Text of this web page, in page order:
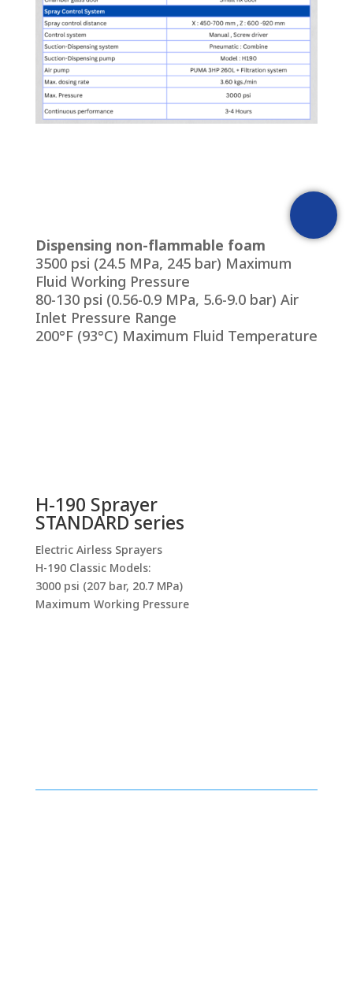
Dispensing non-flammable foam
3500 psi (24.5 MPa, 245 bar) Maximum
Fluid Working Pressure
80-130 psi (0.56-0.9 MPa, 5.6-9.0 bar) Air
Inlet Pressure Range
200°F (93°C) Maximum Fluid Temperature
H-190 Sprayer
STANDARD series
Electric Airless Sprayers
H-190 Classic Models:
3000 psi (207 bar, 20.7 MPa)
Maximum Working Pressure
PRODUCT INQUIRY
[fluentform id="1"]